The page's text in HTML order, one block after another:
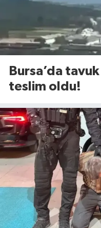
Bursa’da
teslim oldu!